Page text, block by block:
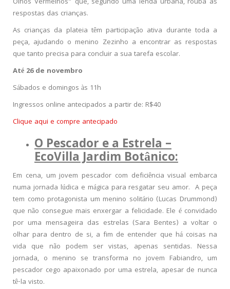
respostas das crianças.
As crianças da plateia têm participação ativa durante toda a
peça, ajudando o menino Zezinho a encontrar as respostas
que tanto precisa para concluir a sua tarefa escolar.
Até 26 de novembro
Sábados e domingos às 11h
Ingressos online antecipados a partir de: R$40
Clique aqui e compre antecipado
O Pescador e a Estrela –
EcoVilla Jardim Botânico:
Em cena, um jovem pescador com deficiência visual embarca
numa jornada lúdica e mágica para resgatar seu amor. A peça
tem como protagonista um menino solitário (Lucas Drummond)
que não consegue mais enxergar a felicidade. Ele é convidado
por uma mensageira das estrelas (Sara Bentes) a voltar o
olhar para dentro de si, a fim de entender que há coisas na
vida que não podem ser vistas, apenas sentidas. Nessa
jornada, o menino se transforma no jovem Fabiandro, um
pescador cego apaixonado por uma estrela, apesar de nunca
tê-la visto.